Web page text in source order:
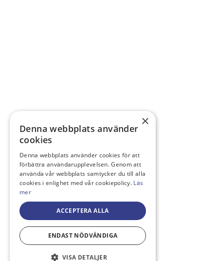
×
Denna webbplats använder
cookies
Denna webbplats använder cookies för att
förbättra användarupplevelsen. Genom att
använda vår webbplats samtycker du till alla
cookies i enlighet med vår cookiepolicy. Läs
mer
ACCEPTERA ALLA
ENDAST NÖDVÄNDIGA
VISA DETALJER